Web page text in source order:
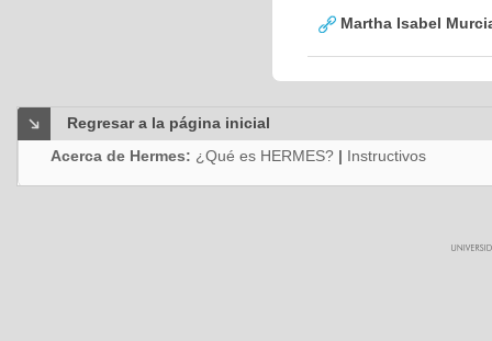
Martha Isabel
Regresar a la página inicial
Acerca de Hermes: ¿Qué es HERMES? | Instructivos